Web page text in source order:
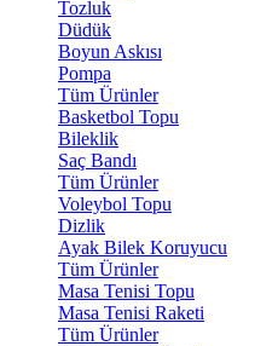
Tozluk
Düdük
Boyun Askısı
Pompa
Tüm Ürünler
Basketbol Topu
Bileklik
Saç Bandı
Tüm Ürünler
Voleybol Topu
Dizlik
Ayak Bilek Koruyucu
Tüm Ürünler
Masa Tenisi Topu
Masa Tenisi Raketi
Tüm Ürünler